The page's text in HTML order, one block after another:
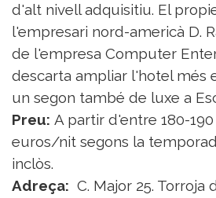
d'alt nivell adquisitiu. El
l'empresari nord-americà D.
de l'empresa Computer
descarta ampliar l'hotel més
un segon també de luxe a
Preu: A partir d'entre 180-
euros/nit segons la
inclòs.
Adreça: C. Major 25. Torroja